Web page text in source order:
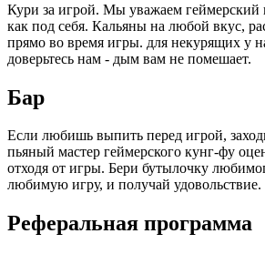
Кури за игрой. Мы уважаем геймерский
как под себя. Кальяны на любой вкус,
прямо во время игры. для некурящих у
доверьтесь нам - дым вам не помешает.
Бар
Если любишь выпить перед игрой,
пьяный мастер геймерского кунг-фу
отходя от игры. Бери бутылочку
любимую игру, и получай удовольствие.
Реферальная программа